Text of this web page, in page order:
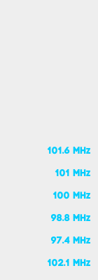
101.6 MHz
101 MHz
100 MHz
98.8 MHz
97.4 MHz
102.1 MHz